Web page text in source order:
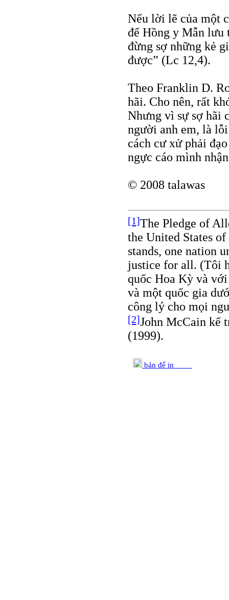
Nếu lời lẽ của một
để Hồng y Mẫn lưu
đừng sợ những kẻ
được” (Lc 12,4).
Theo Franklin D.
hãi. Cho nên, rất
Nhưng vì sự sợ hãi
người anh em, là
cách cư xử phải
ngực cáo mình
© 2008 talawas
[1]The Pledge of
the United States
stands, one nation
justice for all. (Tôi
quốc Hoa Kỳ và
và một quốc gia
công lý cho mọi
[2]John McCain kể
(1999).
bản để in